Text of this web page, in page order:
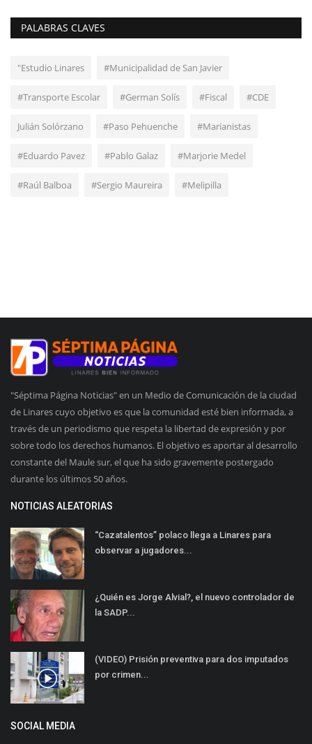
PALABRAS CLAVES
"Estudio Linares #Municipalidad de San Javier
#Transporte Escolar #German Solís #Fiscal #CDE
Julián Solórzano #Paso Pehuenche #Marianistas
#Eduardo Pavez #Pablo Galaz #Marjorie Medel
#Raúl Balboa #Sergio Maureira #Melipilla
"Séptima Página Noticias" en un Medio de Comunicación de la ciudad
de Linares cuyo objetivo es que la comunidad esté bien informada, a
través de un periodismo que respeta la libertad de expresión y por
sobre todo los derechos humanos. El objetivo es aportar al desarrollo
constante del Maule sur, el que ha sido gravemente postergado
durante los últimos 50 años.
NOTICIAS ALEATORIAS
“Cazatalentos” polaco llega a Linares para
observar a jugadores...
¿Quién es Jorge Alvial?, el nuevo controlador de
la SADP...
(VIDEO) Prisión preventiva para dos imputados
por crimen...
SOCIAL MEDIA